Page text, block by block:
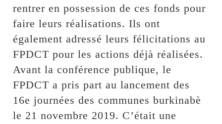
rentrer en possession de ces fonds pour
faire leurs réalisations. Ils ont
également adressé leurs félicitations au
FPDCT pour les actions déjà réalisées.
Avant la conférence publique, le
FPDCT a pris part au lancement des
16e journées des communes burkinabè
le 21 novembre 2019. C’était une